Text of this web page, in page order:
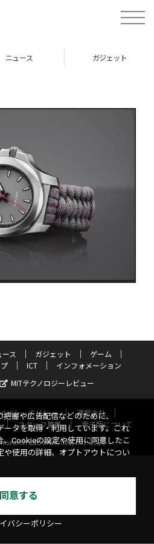
toggle
ニュース ガジェット
ース ガジェット
ゲーム
ICT
インフォメーション
MITテクノロジーレビュー
バシーポリシー
運営会社
スタッフ募集
電子版について
Laboratories, Inc. 2026
握や広告配信などのために、
ータを取得・利用しています。これ
Cookieの設定や使用に同意したこ
や使用の詳細、オプトアウトについ
同意する
バシーポリシー